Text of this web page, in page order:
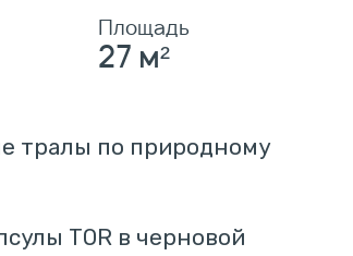
Площадь
27 м²
тралы по природному
TOR в черновой